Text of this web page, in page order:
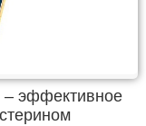
– эффективное